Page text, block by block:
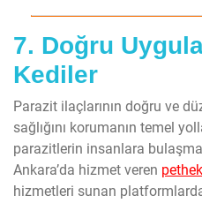
7. Doğru
Kediler
Parazit ilaçlarının doğru ve
sağlığını korumanın temel
parazitlerin insanlara
Ankara’da hizmet veren
hizmetleri sunan